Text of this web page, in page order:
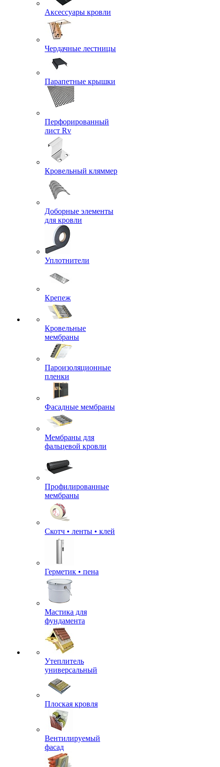
Аксессуары кровли
Чердачные лестницы
Парапетные крышки
Перфорированный
лист Rv
Кровельный кляммер
Доборные элементы
для кровли
Уплотнители
Крепеж
Кровельные
мембраны
Пароизоляционные
пленки
Фасадные мембраны
Мембраны для
фальцевой кровли
Профилированные
мембраны
Скотч • ленты • клей
Герметик • пена
Мастика для
фундамента
Утеплитель
универсальный
Плоская кровля
Вентилируемый
фасад